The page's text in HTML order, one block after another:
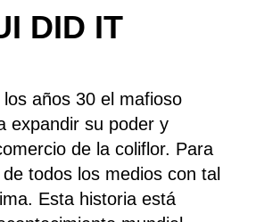
DID IT
años 30 el mafioso
expandir su poder y
de la coliflor. Para
todos los medios con tal
Esta historia está